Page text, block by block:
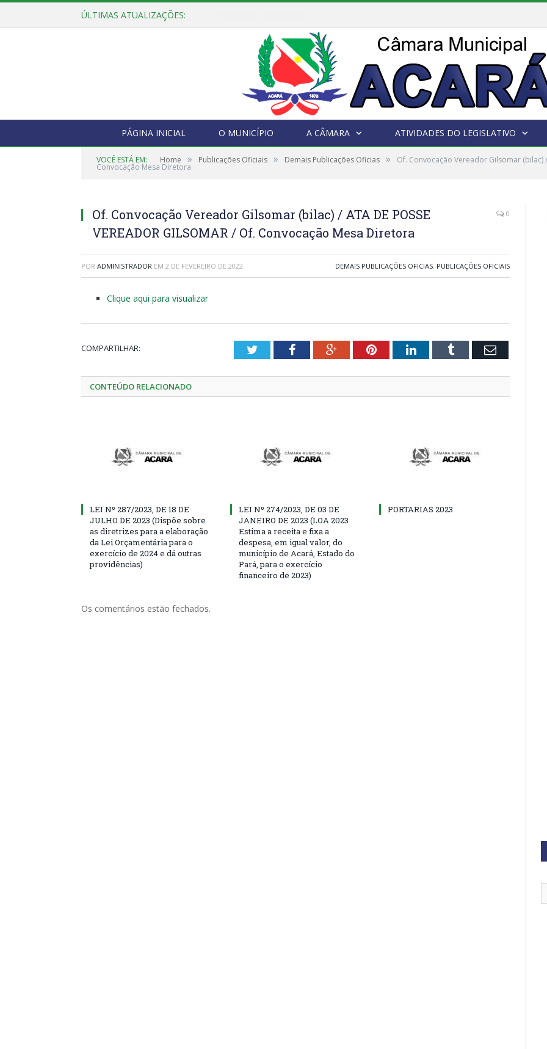
ÚLTIMAS ATUALIZAÇÕES:
PÁGINA INICIAL O MUNICÍPIO A CÂMARA ATIVIDADES DO LEGISLATIVO
VOCÊ ESTÁ EM: Home » Publicações Oficiais » Demais Publicações Oficias » Of. Convocação Vereador Gilsomar (bilac) /
Convocação Mesa Diretora
Of. Convocação Vereador Gilsomar (bilac) / ATA DE POSSE
VEREADOR GILSOMAR / Of. Convocação Mesa Diretora
0
POR ADMINISTRADOR EM 2 DE FEVEREIRO DE 2022 DEMAIS PUBLICAÇÕES OFICIAS, PUBLICAÇÕES OFICIAIS
Clique aqui para visualizar
COMPARTILHAR: TwitterFacebookGoogle+PinterestLinkedInTumblr Email
CONTEÚDO RELACIONADO
LEI Nº 287/2023, DE 18 DE
JULHO DE 2023 (Dispõe sobre
as diretrizes para a elaboração
da Lei Orçamentária para o
exercício de 2024 e dá outras
providências)
LEI Nº 274/2023, DE 03 DE
JANEIRO DE 2023 (LOA 2023
Estima a receita e fixa a
despesa, em igual valor, do
município de Acará, Estado do
Pará, para o exercício
financeiro de 2023)
PORTARIAS 2023
Os comentários estão fechados.